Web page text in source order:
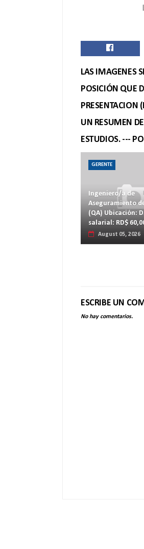
LAS IMAGENES
POSICIÓN QUE
PRESENTACION
UN RESUMEN
ESTUDIOS. ---
GERENTE
Ingeniero/a de
Aseguramiento
(QA) Ubicación:
salarial: RD$
August 05, 2026
ESCRIBE UN
No hay comentarios.